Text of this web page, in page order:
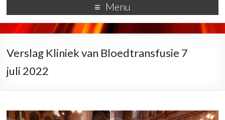
Menu
Verslag Kliniek van Bloedtransfusie 7
juli 2022